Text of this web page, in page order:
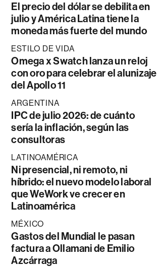
El precio del dólar se debilita en
julio y América Latina tiene la
moneda más fuerte del mundo
ESTILO DE VIDA
Omega x Swatch lanza un reloj
con oro para celebrar el alunizaje
del Apollo 11
ARGENTINA
IPC de julio 2026: de cuánto
sería la inflación, según las
consultoras
LATINOAMÉRICA
Ni presencial, ni remoto, ni
híbrido: el nuevo modelo laboral
que WeWork ve crecer en
Latinoamérica
MÉXICO
Gastos del Mundial le pasan
factura a Ollamani de Emilio
Azcárraga